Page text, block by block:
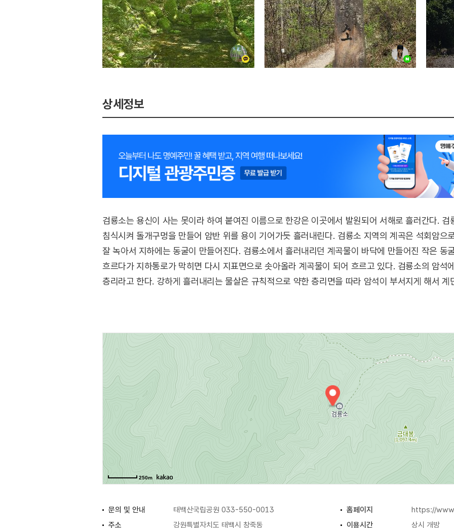
상세정보
검룡소는 용신이 사는 못이라 하여 붙여진 이름으로 한강은 이곳에서 발원되어 서해로 흘러간다.
침식시켜 돌개구멍을 만들어 암반 위를 용이 기어가듯 흘러내린다. 검룡소 지역의 계곡은 석회암으
잘 녹아서 지하에는 동굴이 만들어진다. 검룡소에서 흘러내리던 계곡물이 바닥에 만들어진 작은 동
흐르다가 지하통로가 막히면 다시 지표면으로 솟아올라 계곡물이 되어 흐르고 있다. 검룡소의 암석
층리라고 한다. 강하게 흘러내리는 물살은 규칙적으로 약한 층리면을 따라 암석이 부서지게 해서
250m
문의 및 안내 태백산국립공원 033-550-0013 홈페이지
https://
주소
강원특별자치도 태백시 창죽동 이용시간
상시 개방